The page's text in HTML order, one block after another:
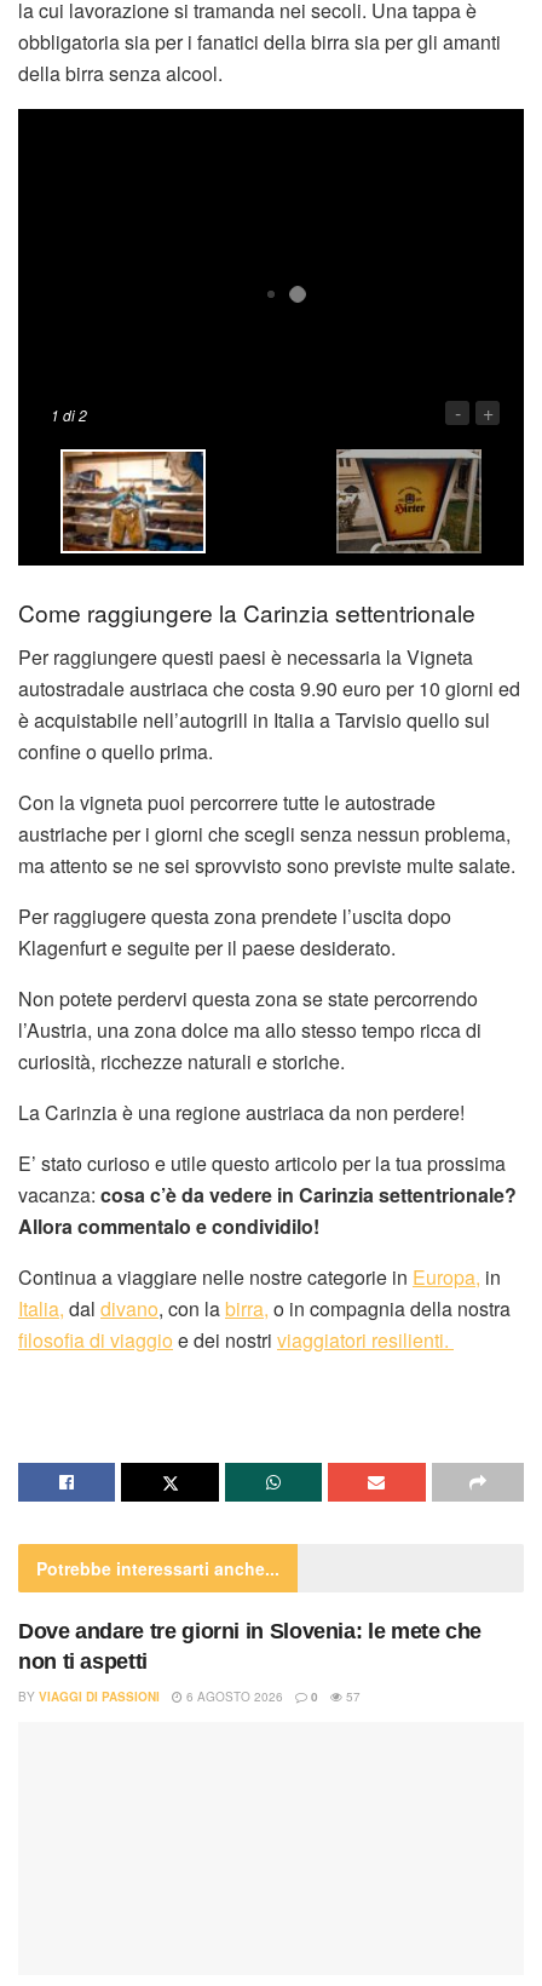
la cui lavorazione si tramanda nei secoli. Una tappa è
obbligatoria sia per i fanatici della birra sia per gli amanti
della birra senza alcool.
1 di 2 - +
Come raggiungere la Carinzia settentrionale
Per raggiungere questi paesi è necessaria la Vigneta
autostradale austriaca che costa 9.90 euro per 10 giorni ed
è acquistabile nell’autogrill in Italia a Tarvisio quello sul
confine o quello prima.
Con la vigneta puoi percorrere tutte le autostrade
austriache per i giorni che scegli senza nessun problema,
ma attento se ne sei sprovvisto sono previste multe salate.
Per raggiugere questa zona prendete l’uscita dopo
Klagenfurt e seguite per il paese desiderato.
Non potete perdervi questa zona se state percorrendo
l’Austria, una zona dolce ma allo stesso tempo ricca di
curiosità, ricchezze naturali e storiche.
La Carinzia è una regione austriaca da non perdere!
E’ stato curioso e utile questo articolo per la tua prossima
vacanza: cosa c’è da vedere in Carinzia settentrionale?
Allora commentalo e condividilo!
Continua a viaggiare nelle nostre categorie in Europa, in
Italia, dal divano, con labirra, o in compagnia della nostra
filosofia di viaggio e dei nostri viaggiatori resilienti.
Potrebbe interessarti anche...
Dove andare tre giorni in Slovenia: le mete che
non ti aspetti
BY VIAGGI DI PASSIONI 6 AGOSTO 2026 0 57